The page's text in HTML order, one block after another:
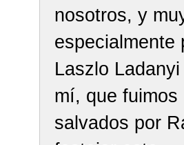
nosotros, y
especialmente
Laszlo
mí, que fuimos
salvados por